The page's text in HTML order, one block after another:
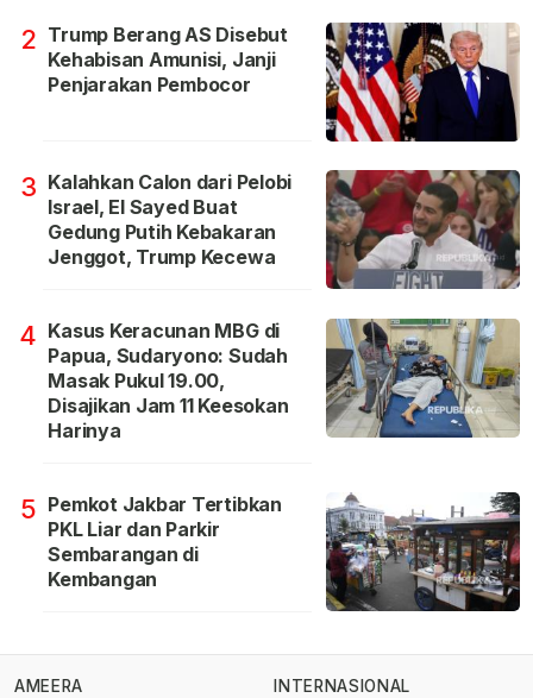
2 Trump Berang AS Disebut
Kehabisan Amunisi, Janji
Penjarakan Pembocor
3 Kalahkan Calon dari Pelobi
Israel, El Sayed Buat
Gedung Putih Kebakaran
Jenggot, Trump Kecewa
4 Kasus Keracunan MBG di
Papua, Sudaryono: Sudah
Masak Pukul 19.00,
Disajikan Jam 11 Keesokan
Harinya
5 Pemkot Jakbar Tertibkan
PKL Liar dan Parkir
Sembarangan di
Kembangan
AMEERA
INTERNASIONAL